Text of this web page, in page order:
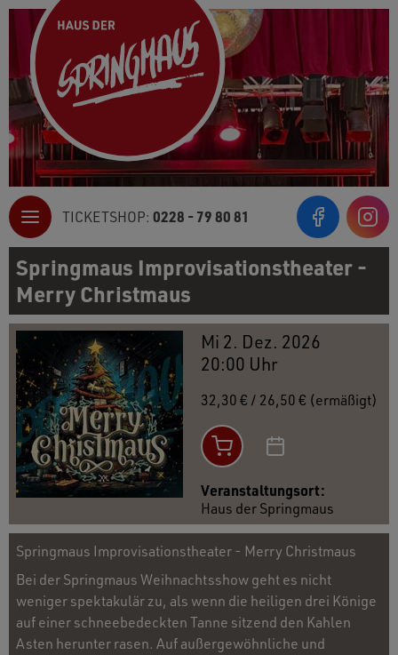
TICKETSHOP: 0228 - 79 80 81
Springmaus Improvisationstheater -
Merry Christmaus
Mi 2. Dez. 2026
20:00 Uhr
32,30 € / 26,50 € (ermäßigt)
Veranstaltungsort:
Haus der Springmaus
Springmaus Improvisationstheater - Merry Christmaus
Bei der Springmaus Weihnachtsshow geht es nicht
weniger spektakulär zu, als wenn die heiligen drei Könige
auf einer schneebedeckten Tanne sitzend den Kahlen
Asten herunter rasen. Auf außergewöhnliche und